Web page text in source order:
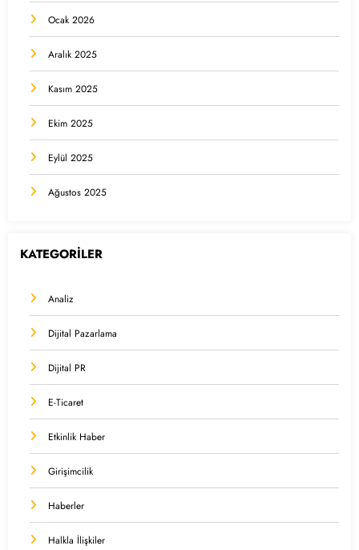
Ocak 2026
Aralık 2025
Kasım 2025
Ekim 2025
Eylül 2025
Ağustos 2025
KATEGORİLER
Analiz
Dijital Pazarlama
Dijital PR
E-Ticaret
Etkinlik Haber
Girişimcilik
Haberler
Halkla İlişkiler